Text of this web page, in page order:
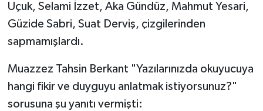
Uçuk, Selami İzzet, Aka Gündüz, Mahmut Yesari,
Güzide Sabri, Suat Derviş, çizgilerinden
sapmamışlardı.
Muazzez Tahsin Berkant "Yazılarınızda okuyucuya
hangi fikir ve duyguyu anlatmak istiyorsunuz?"
sorusuna şu yanıtı vermişti: